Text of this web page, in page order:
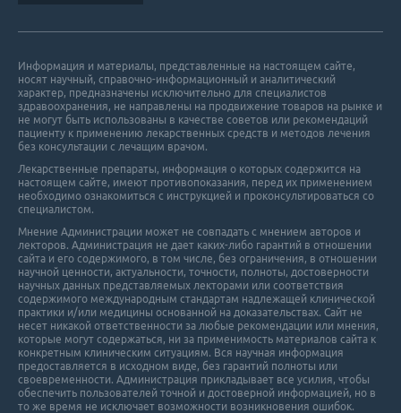
Роль стентирования коронарных артерий у больных со
Факторы, влияющие на выбор оптимального гипотензивного
Органопротекция при артериальной гипертензии с точки
Информация и материалы, представленные на настоящем сайте,
носят научный, справочно-информационный и аналитический
характер, предназначены исключительно для специалистов
здравоохранения, не направлены на продвижение товаров на рынке и
не могут быть использованы в качестве советов или рекомендаций
пациенту к применению лекарственных средств и методов лечения
без консультации с лечащим врачом.
Лекарственные препараты, информация о которых содержится на
настоящем сайте, имеют противопоказания, перед их применением
необходимо ознакомиться с инструкцией и проконсультироваться со
специалистом.
Мнение Администрации может не совпадать с мнением авторов и
лекторов. Администрация не дает каких-либо гарантий в отношении
cайта и его cодержимого, в том числе, без ограничения, в отношении
научной ценности, актуальности, точности, полноты, достоверности
научных данных представляемых лекторами или соответствия
содержимого международным стандартам надлежащей клинической
практики и/или медицины основанной на доказательствах. Сайт не
несет никакой ответственности за любые рекомендации или мнения,
которые могут содержаться, ни за применимость материалов сайта к
конкретным клиническим ситуациям. Вся научная информация
предоставляется в исходном виде, без гарантий полноты или
своевременности. Администрация прикладывает все усилия, чтобы
обеспечить пользователей точной и достоверной информацией, но в
то же время не исключает возможности возникновения ошибок.